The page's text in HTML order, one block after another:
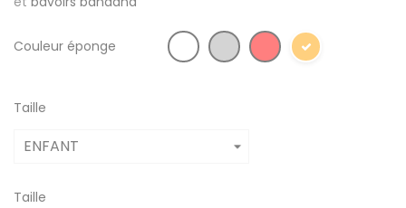
Couleur éponge
Taille
Taille